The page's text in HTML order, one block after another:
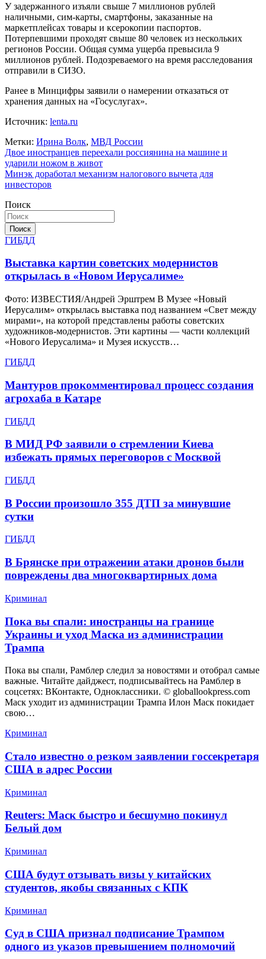
У задержанного изъяли свыше 7 миллионов рублей
наличными, сим-карты, смартфоны, заказанные на
маркетплейсах товары и ксерокопии паспортов.
Потерпевшими проходят свыше 80 человек из нескольких
регионов России. Общая сумма ущерба превысила 9
миллионов рублей. Подозреваемого на время расследования
отправили в СИЗО.
Ранее в Минцифры заявили о намерении отказаться от
хранения данных на «Госуслугах».
Источник: lenta.ru
Метки: Ирина Волк, МВД России
Навигация
по
записям
Двое иностранцев переехали россиянина на машине и
ударили ножом в живот
Минэк доработал механизм налогового вычета для
инвесторов
Поиск
Поиск
ГИБДД
Выставка картин советских модернистов
открылась в «Новом Иерусалиме»
Фото: ИЗВЕСТИЯ/Андрей Эрштрем В Музее «Новый
Иерусалим» открылась выставка под названием «Свет между
мирами», на которой представлены работы советских
художников-модернистов. Эти картины — части коллекций
«Нового Иерусалима» и Музея искусств…
ГИБДД
Мантуров прокомментировал процесс создания
агрохаба в Катаре
ГИБДД
В МИД РФ заявили о стремлении Киева
избежать прямых переговоров с Москвой
ГИБДД
В России произошло 355 ДТП за минувшие
сутки
ГИБДД
В Брянске при отражении атаки дронов были
повреждены два многоквартирных дома
Криминал
Пока вы спали: иностранцы на границе
Украины и уход Маска из администрации
Трампа
Пока вы спали, Рамблер следил за новостями и отобрал самые
важные. Читайте дайджест, подписывайтесь на Рамблер в
соцсетях: ВКонтакте, Одноклассники. © globallookpress.com
Маск уходит из администрации Трампа Илон Маск покидает
свою…
Криминал
Стало известно о резком заявлении госсекретаря
США в адрес России
Криминал
Reuters: Маск быстро и бесшумно покинул
Белый дом
Криминал
США будут отзывать визы у китайских
студентов, якобы связанных с КПК
Криминал
Суд в США признал подписание Трампом
одного из указов превышением полномочий